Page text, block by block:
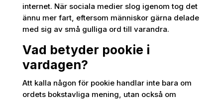
internet. När sociala medier slog igenom tog det
ännu mer fart, eftersom människor gärna delade
med sig av små gulliga ord till varandra.
Vad betyder pookie i
vardagen?
Att kalla någon för pookie handlar inte bara om
ordets bokstavliga mening, utan också om